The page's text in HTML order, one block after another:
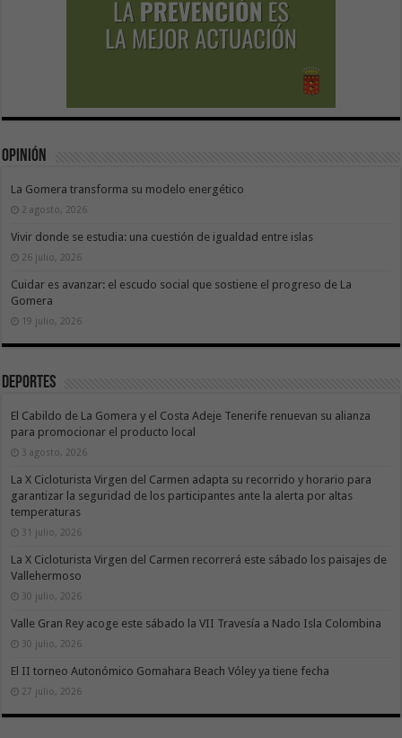
Opinión
La Gomera transforma su modelo energético
2 agosto, 2026
Vivir donde se estudia: una cuestión de igualdad entre islas
26 julio, 2026
Cuidar es avanzar: el escudo social que sostiene el progreso de La
Gomera
19 julio, 2026
Deportes
El Cabildo de La Gomera y el Costa Adeje Tenerife renuevan su alianza
para promocionar el producto local
3 agosto, 2026
La X Cicloturista Virgen del Carmen adapta su recorrido y horario para
garantizar la seguridad de los participantes ante la alerta por altas
temperaturas
31 julio, 2026
La X Cicloturista Virgen del Carmen recorrerá este sábado los paisajes de
Vallehermoso
30 julio, 2026
Valle Gran Rey acoge este sábado la VII Travesía a Nado Isla Colombina
30 julio, 2026
El II torneo Autonómico Gomahara Beach Vóley ya tiene fecha
27 julio, 2026